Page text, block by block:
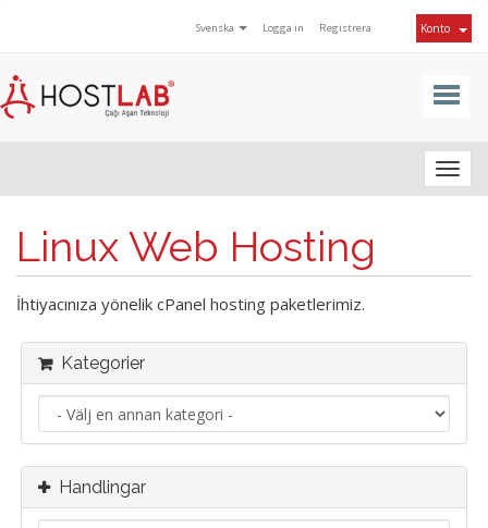
Svenska Logga in Registrera Konto
Linux Web Hosting
İhtiyacınıza yönelik cPanel hosting paketlerimiz.
Kategorier
Handlingar